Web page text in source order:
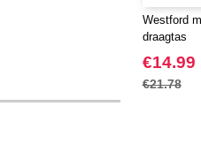
Westford
draagtas
€14.99
€21.78